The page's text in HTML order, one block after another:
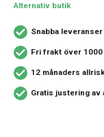
Alternativ butik
Snabba leveranser
Fri frakt över
12 månaders
Gratis justering